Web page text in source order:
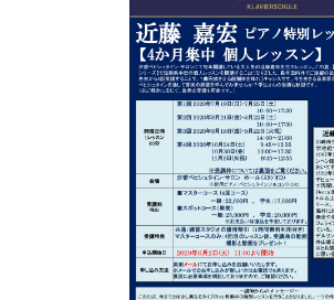
C.ベヒシュタイン コ
グランドピアノ
C.ベヒシュタイン アカデミー
W.ホフマン プロフェッショ
ホール・スタジオレンタル
ホール・スタジオ空き状況
動画収録サービス
ピアノのコンシェルジュ
セントラム東京のご案内(PDF)
アーティス